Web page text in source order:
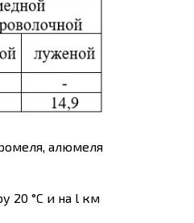
алюмеля
20 °С и на l км